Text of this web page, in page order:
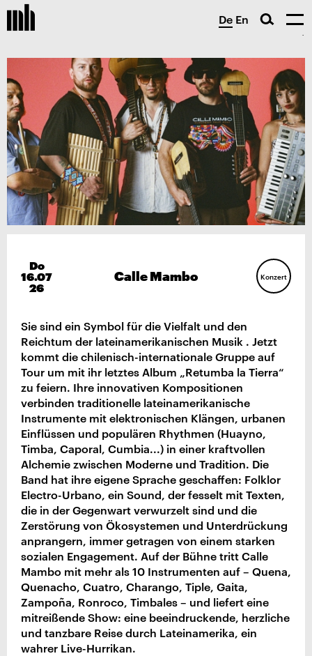
De En
Do
16.07
26
Calle Mambo Konzert
Sie sind ein Symbol für die Vielfalt und den
Reichtum der lateinamerikanischen Musik . Jetzt
kommt die chilenisch-internationale Gruppe auf
Tour um mit ihr letztes Album „Retumba la Tierra“
zu feiern. Ihre innovativen Kompositionen
verbinden traditionelle lateinamerikanische
Instrumente mit elektronischen Klängen, urbanen
Einflüssen und populären Rhythmen (Huayno,
Timba, Caporal, Cumbia...) in einer kraftvollen
Alchemie zwischen Moderne und Tradition. Die
Band hat ihre eigene Sprache geschaffen: Folklor
Electro-Urbano, ein Sound, der fesselt mit Texten,
die in der Gegenwart verwurzelt sind und die
Zerstörung von Ökosystemen und Unterdrückung
anprangern, immer getragen von einem starken
sozialen Engagement. Auf der Bühne tritt Calle
Mambo mit mehr als 10 Instrumenten auf – Quena,
Quenacho, Cuatro, Charango, Tiple, Gaita,
Zampoña, Ronroco, Timbales – und liefert eine
mitreißende Show: eine beeindruckende, herzliche
und tanzbare Reise durch Lateinamerika, ein
wahrer Live-Hurrikan.